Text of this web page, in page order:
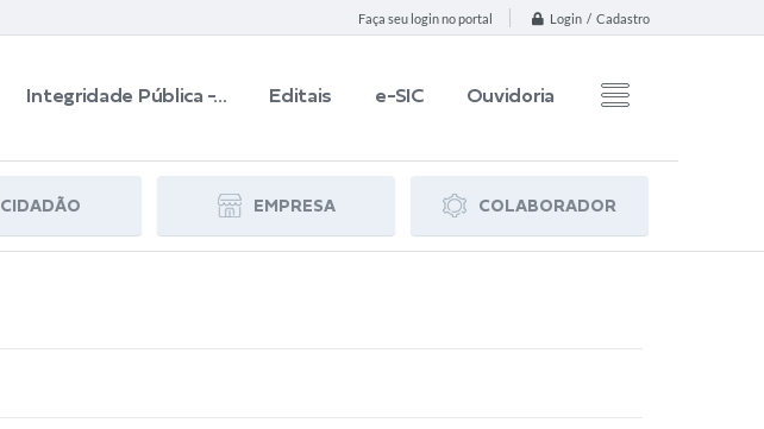
Faça seu login no portal Login / Cadastro
Integridade Pública -... Editais e-SIC Ouvidoria
CIDADÃO EMPRESA COLABORADOR